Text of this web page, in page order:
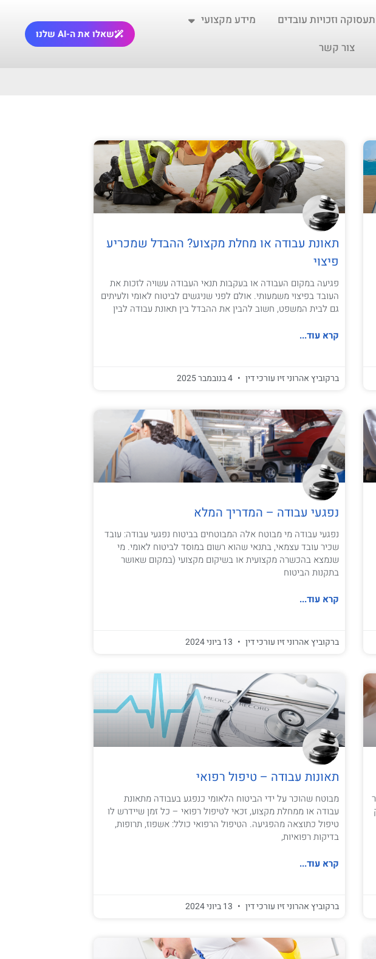
תעסוקה וזכויות עובדים
מידע מקצועי
צור קשר
שאלו את ה-AI שלנו
תאונת עבודה או מחלת מקצוע? ההבדל שמכריע
פיצוי
פגיעה במקום העבודה או בעקבות תנאי העבודה עשויה לזכות את
העובד בפיצוי משמעותי. אולם לפני שניגשים לביטוח לאומי ולעיתים
גם לבית המשפט, חשוב להבין את ההבדל בין תאונת עבודה לבין
קרא עוד...
ברקוביץ אהרוני זיו עורכי דין
נפגעי עבודה – המדריך המלא
נפגעי עבודה מי מבוטח אלה המבוטחים בביטוח נפגעי עבודה: עובד
שכיר עובד עצמאי, בתנאי שהוא רשום במוסד לביטוח לאומי. מי
שנמצא בהכשרה מקצועית או בשיקום מקצועי (במקום שאושר
בתקנות הביטוח
קרא עוד...
ברקוביץ אהרוני זיו עורכי דין
תאונות עבודה – טיפול רפואי
מבוטח שהוכר על ידי הביטוח הלאומי כנפגע בעבודה מתאונת
עבודה או ממחלת מקצוע, זכאי לטיפול רפואי – כל זמן שיידרש לו
טיפול כתוצאה מהפגיעה. הטיפול הרפואי כולל: אשפוז, תרופות,
בדיקות רפואיות,
קרא עוד...
ברקוביץ אהרוני זיו עורכי דין